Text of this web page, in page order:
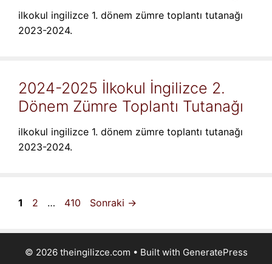
ilkokul ingilizce 1. dönem zümre toplantı tutanağı
2023-2024.
2024-2025 İlkokul İngilizce 2.
Dönem Zümre Toplantı Tutanağı
ilkokul ingilizce 1. dönem zümre toplantı tutanağı
2023-2024.
Sayfa
1 Sayfa
2 … Sayfa
410 Sonraki →
© 2026 theingilizce.com • Built with GeneratePress